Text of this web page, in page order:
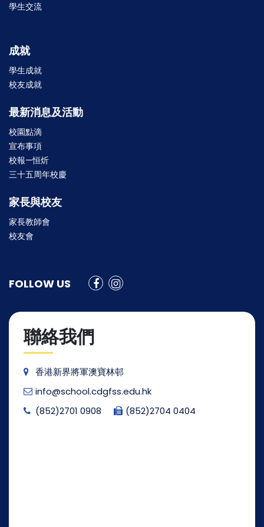
學生交流
成就
學生成就
校友成就
最新消息及活動
校園點滴
宣布事項
校報—恒炘
三十五周年校慶
家長與校友
家長教師會
校友會
FOLLOW US
聯絡我們
香港新界將軍澳寶林邨
info@school.cdgfss.edu.hk
(852)2701 0908
(852)2704 0404